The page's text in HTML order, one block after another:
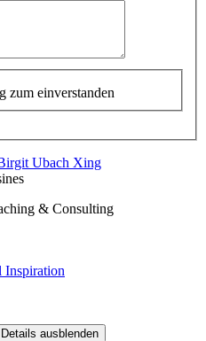
Ich bin mit der Erklärung zum einverstanden
& Consulting
Inspiration
Details ausblenden